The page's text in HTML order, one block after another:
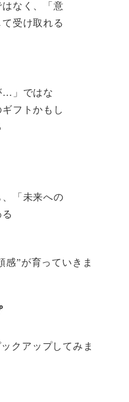
はなく、「意
受け取れる
…」ではな
フトかもし
、「未来への
感”が育っていきま
クアップしてみま